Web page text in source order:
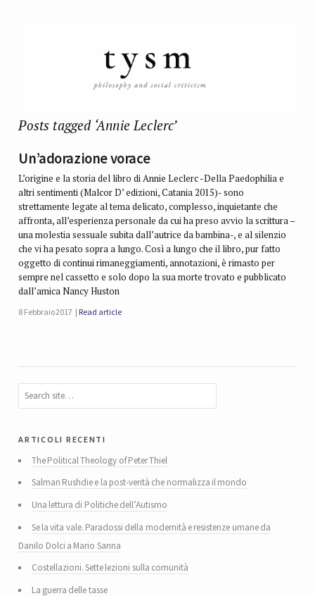
Posts tagged ‘Annie Leclerc’
Un’adorazione vorace
L’origine e la storia del libro di Annie Leclerc -Della Paedophilia e
altri sentimenti (Malcor D’ edizioni, Catania 2015)- sono
strettamente legate al tema delicato, complesso, inquietante che
affronta, all’esperienza personale da cui ha preso avvio la scrittura –
una molestia sessuale subita dall’autrice da bambina-, e al silenzio
che vi ha pesato sopra a lungo. Così a lungo che il libro, pur fatto
oggetto di continui rimaneggiamenti, annotazioni, è rimasto per
sempre nel cassetto e solo dopo la sua morte trovato e pubblicato
dall’amica Nancy Huston
8 Febbraio 2017 Read article
articoli recenti
The Political Theology of Peter Thiel
Salman Rushdie e la post-verità che normalizza il mondo
Una lettura di Politiche dell’Autismo
Se la vita vale. Paradossi della modernità e resistenze umane da
Danilo Dolci a Mario Sanna
Costellazioni. Sette lezioni sulla comunità
La guerra delle tasse